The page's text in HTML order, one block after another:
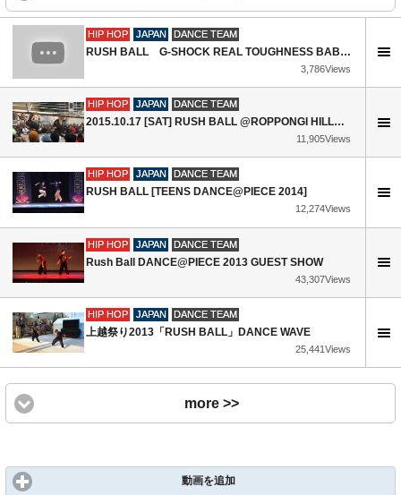
HIP HOP JAPAN DANCE TEAM
RUSH BALL G-SHOCK REAL TOUGHNESS BABY-G GIRLS DANCE SHOW
3,786Views
HIP HOP JAPAN DANCE TEAM
2015.10.17 [SAT] RUSH BALL @ROPPONGI HILLS ARENA
11,905Views
HIP HOP JAPAN DANCE TEAM
RUSH BALL [TEENS DANCE@PIECE 2014]
12,274Views
HIP HOP JAPAN DANCE TEAM
Rush Ball DANCE@PIECE 2013 GUEST SHOW
43,307Views
HIP HOP JAPAN DANCE TEAM
上越祭り2013「RUSH BALL」DANCE WAVE
25,441Views
more >>
動画を追加